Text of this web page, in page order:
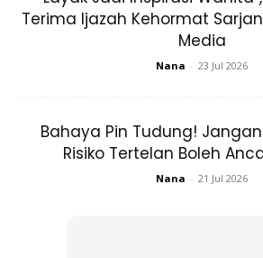
1) lepas isyak kena tido.. untuk kumpul
group dibenarkan masuk.. jangan
… tenang2 je. Take ur own sweet time.
Terima Ijazah Kehormat
Media
Nana - 23 Jul 2026
Bahaya Pin Tudung! Jangan
Risiko Tertelan Boleh
Nana - 21 Jul 2026